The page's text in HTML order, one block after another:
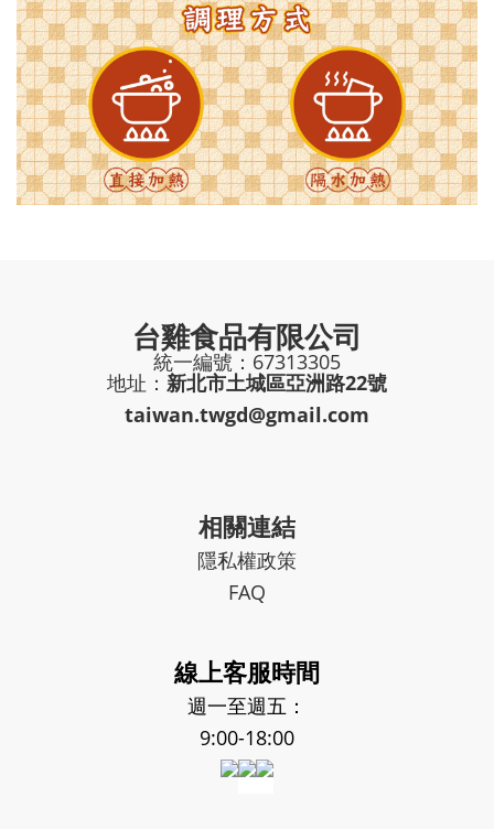
台雞食品有限公司
統一編號：67313305
地址： 新北市土城區亞洲路22號
taiwan.twgd@gmail.com
相關連結
隱私權政策
FAQ
線上客服時間
週一至週五：
9:00-18:00